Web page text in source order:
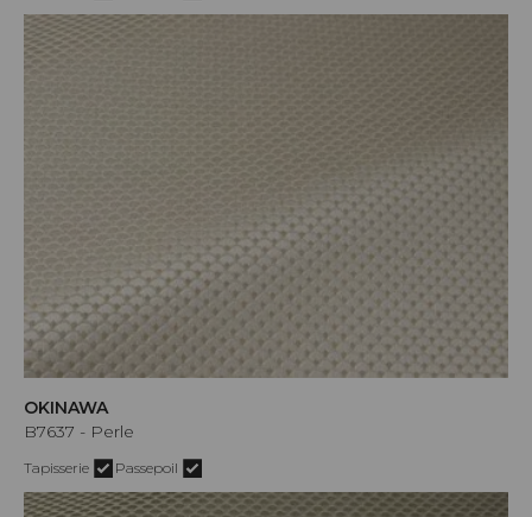
OKINAWA
B7637 - Perle
Tapisserie Passepoil